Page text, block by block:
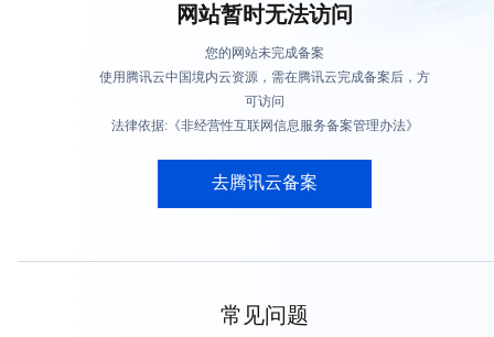
网站暂时无法访问
您的网站未完成备案
使用腾讯云中国境内云资源，需在腾讯云完成备案后，方
可访问
法律依据:《非经营性互联网信息服务备案管理办法》
去腾讯云备案
常见问题